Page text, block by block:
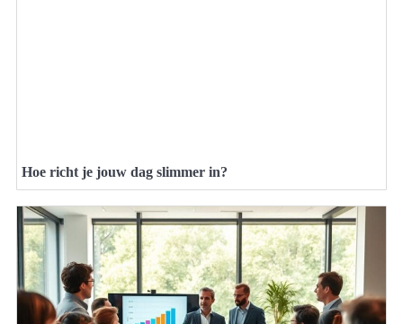
Hoe richt je jouw dag slimmer in?